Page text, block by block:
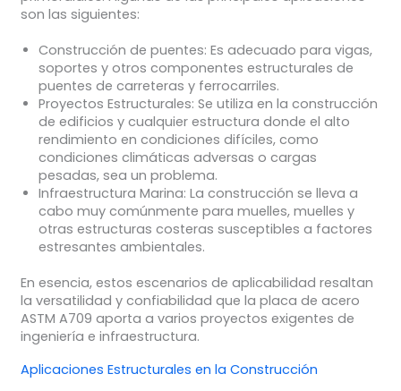
son las siguientes:
Construcción de puentes: Es adecuado para vigas,
soportes y otros componentes estructurales de
puentes de carreteras y ferrocarriles.
Proyectos Estructurales: Se utiliza en la construcción
de edificios y cualquier estructura donde el alto
rendimiento en condiciones difíciles, como
condiciones climáticas adversas o cargas
pesadas, sea un problema.
Infraestructura Marina: La construcción se lleva a
cabo muy comúnmente para muelles, muelles y
otras estructuras costeras susceptibles a factores
estresantes ambientales.
En esencia, estos escenarios de aplicabilidad resaltan
la versatilidad y confiabilidad que la placa de acero
ASTM A709 aporta a varios proyectos exigentes de
ingeniería e infraestructura.
Aplicaciones Estructurales en la Construcción